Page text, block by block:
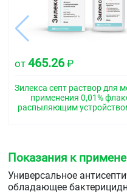
от 465.26 ₽
Зилекса септ раствор для
применения 0,01%
распыляющим
Показания к
Универсальное
обладающее